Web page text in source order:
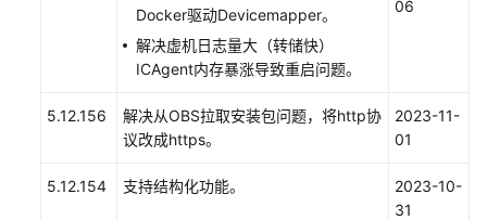
务
协
Docker驱动Devicemapper。
解决虚机日志量大（转储快）
ICAgent内存暴涨导致重启问题。
06
5.12.156
解决从OBS拉取安装包问题，将http协
议改成https。
2023-11-
01
5.12.154 支持结构化功能。
2023-10-
31